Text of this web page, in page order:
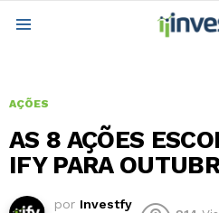
AÇÕES
AS 8 AÇÕES
IFY PARA
por Investfy